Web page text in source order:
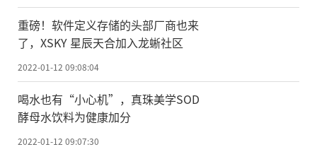
重磅！软件定义存储的头部厂商也来
了，XSKY 星辰天合加入龙蜥社区
2022-01-12 09:08:04
喝水也有“小心机”，真珠美学SOD
酵母水饮料为健康加分
2022-01-12 09:07:30